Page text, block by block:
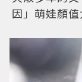
因」萌娃顏